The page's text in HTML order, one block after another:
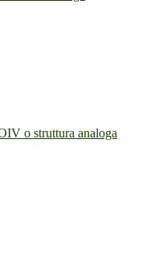
o struttura analoga